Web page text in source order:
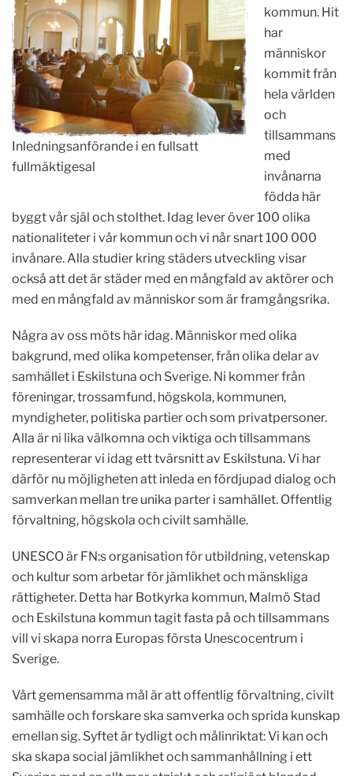
Inledningsanförande i en fullsatt
fullmäktigesal
kommun. Hit
har
människor
kommit från
hela världen
och
tillsammans
med
invånarna
födda här
byggt vår själ och stolthet. Idag lever över 100 olika
nationaliteter i vår kommun och vi når snart 100 000
invånare. Alla studier kring städers utveckling visar
också att det är städer med en mångfald av aktörer och
med en mångfald av människor som är framgångsrika.
Några av oss möts här idag. Människor med olika
bakgrund, med olika kompetenser, från olika delar av
samhället i Eskilstuna och Sverige. Ni kommer från
föreningar, trossamfund, högskola, kommunen,
myndigheter, politiska partier och som privatpersoner.
Alla är ni lika välkomna och viktiga och tillsammans
representerar vi idag ett tvärsnitt av Eskilstuna. Vi har
därför nu möjligheten att inleda en fördjupad dialog och
samverkan mellan tre unika parter i samhället. Offentlig
förvaltning, högskola och civilt samhälle.
UNESCO är FN:s organisation för utbildning, vetenskap
och kultur som arbetar för jämlikhet och mänskliga
rättigheter. Detta har Botkyrka kommun, Malmö Stad
och Eskilstuna kommun tagit fasta på och tillsammans
vill vi skapa norra Europas första Unescocentrum i
Sverige.
Vårt gemensamma mål är att offentlig förvaltning, civilt
samhälle och forskare ska samverka och sprida kunskap
emellan sig. Syftet är tydligt och målinriktat: Vi kan och
ska skapa social jämlikhet och sammanhållning i ett